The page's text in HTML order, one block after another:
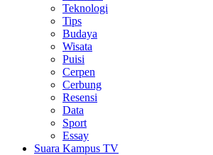
Teknologi
Tips
Budaya
Wisata
Puisi
Cerpen
Cerbung
Resensi
Data
Sport
Essay
Suara Kampus TV